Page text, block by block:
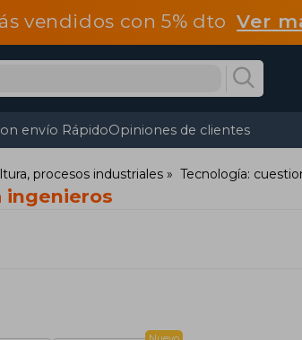
vendidos con 5% dtoVer
envío RápidoOpiniones de clientes
procesos industriales Tecnología:
ingenieros